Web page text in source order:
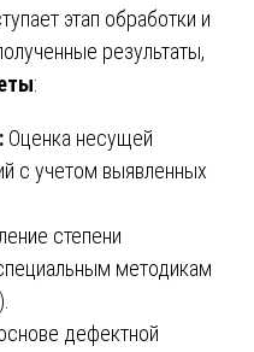
этап обработки и
результаты,
:
Оценка несущей
с учетом выявленных
степени
методикам
дефектной